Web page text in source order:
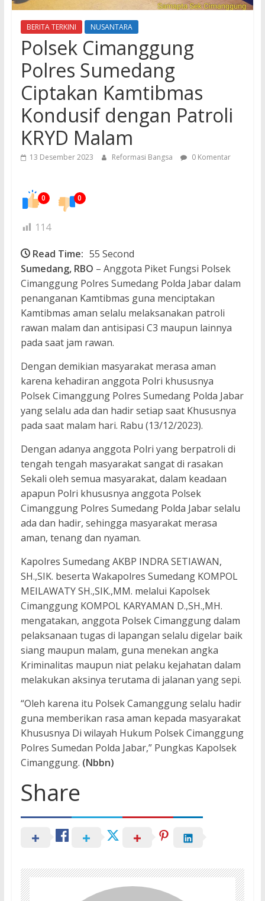
BERITA TERKINI NUSANTARA
Polsek Cimanggung
Polres Sumedang
Ciptakan Kamtibmas
Kondusif dengan Patroli
KRYD Malam
13 Desember 2023 Reformasi Bangsa 0 Komentar
0 0
114
Read Time: 55 Second
Sumedang, RBO – Anggota Piket Fungsi Polsek
Cimanggung Polres Sumedang Polda Jabar dalam
penanganan Kamtibmas guna menciptakan
Kamtibmas aman selalu melaksanakan patroli
rawan malam dan antisipasi C3 maupun lainnya
pada saat jam rawan.
Dengan demikian masyarakat merasa aman
karena kehadiran anggota Polri khususnya
Polsek Cimanggung Polres Sumedang Polda Jabar
yang selalu ada dan hadir setiap saat Khususnya
pada saat malam hari. Rabu (13/12/2023).
Dengan adanya anggota Polri yang berpatroli di
tengah tengah masyarakat sangat di rasakan
Sekali oleh semua masyarakat, dalam keadaan
apapun Polri khususnya anggota Polsek
Cimanggung Polres Sumedang Polda Jabar selalu
ada dan hadir, sehingga masyarakat merasa
aman, tenang dan nyaman.
Kapolres Sumedang AKBP INDRA SETIAWAN,
SH.,SIK. beserta Wakapolres Sumedang KOMPOL
MEILAWATY SH.,SIK.,MM. melalui Kapolsek
Cimanggung KOMPOL KARYAMAN D.,SH.,MH.
mengatakan, anggota Polsek Cimanggung dalam
pelaksanaan tugas di lapangan selalu digelar baik
siang maupun malam, guna menekan angka
Kriminalitas maupun niat pelaku kejahatan dalam
melakukan aksinya terutama di jalanan yang sepi.
“Oleh karena itu Polsek Camanggung selalu hadir
guna memberikan rasa aman kepada masyarakat
Khususnya Di wilayah Hukum Polsek Cimanggung
Polres Sumedan Polda Jabar,” Pungkas Kapolsek
Cimanggung. (Nbbn)
Share